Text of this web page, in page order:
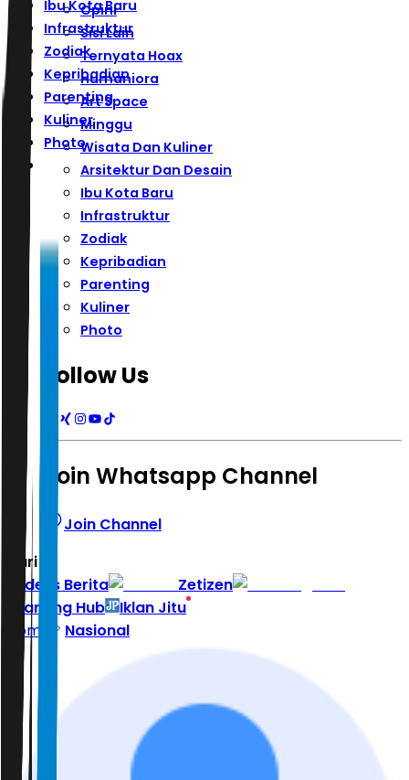
Ibu Kota Baru
Infrastruktur
Zodiak
Kepribadian
Parenting
Kuliner
Photo
Opini
Sisi Lain
Ternyata Hoax
Humaniora
Art Space
Minggu
Wisata Dan Kuliner
Arsitektur Dan Desain
Ibu Kota Baru
Infrastruktur
Zodiak
Kepribadian
Parenting
Kuliner
Photo
Follow Us
Join Whatsapp Channel
Join Channel
Hari ini
Indeks Berita
Zetizen
Learning Hub
Iklan Jitu
Home
Nasional